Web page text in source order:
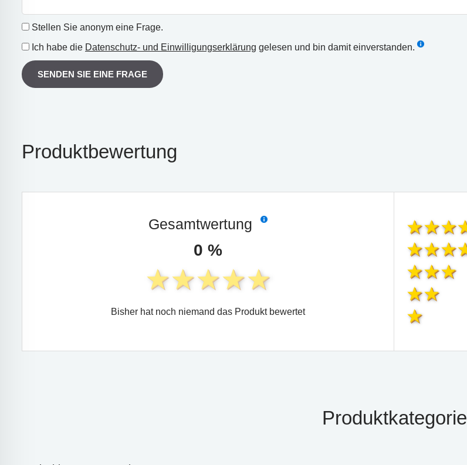
Stellen Sie anonym eine Frage.
Ich habe die Datenschutz- und Einwilligungserklärung gelesen und bin damit einverstanden.
SENDEN SIE EINE FRAGE
Produktbewertung
Gesamtwertung
0 %
Bisher hat noch niemand das Produkt bewertet
Produktkategorie